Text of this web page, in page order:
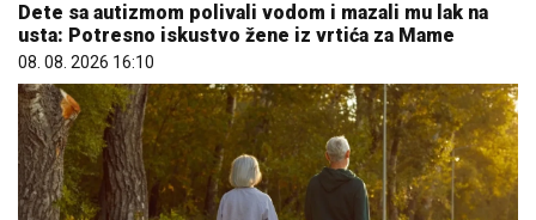
Dete sa autizmom polivali vodom i mazali mu lak na
usta: Potresno iskustvo žene iz vrtića za Mame
08. 08. 2026 16:10